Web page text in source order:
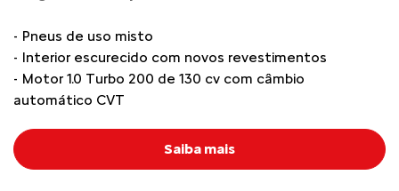
- Pneus de uso misto
- Interior escurecido com novos revestimentos
- Motor 1.0 Turbo 200 de 130 cv com câmbio
automático CVT
Saiba mais